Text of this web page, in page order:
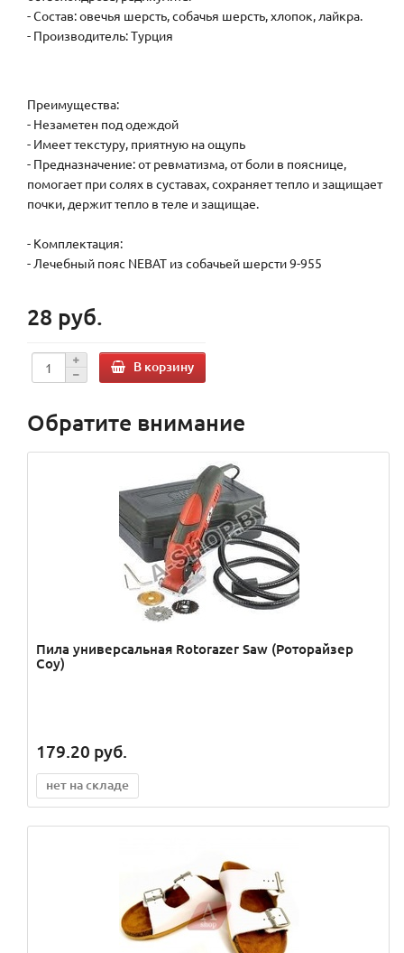
- Состав: овечья шерсть, собачья шерсть, хлопок, лайкра.
- Производитель: Турция
Преимущества:
- Незаметен под одеждой
- Имеет текстуру, приятную на ощупь
- Предназначение: от ревматизма, от боли в пояснице,
помогает при солях в суставах, сохраняет тепло и защищает
почки, держит тепло в теле и защищае.
- Комплектация:
- Лечебный пояс NEBAT из собачьей шерсти 9-955
28 руб.
В корзину
Обратите внимание
Пила универсальная Rotorazer Saw (Роторайзер
Соу)
179.20 руб.
нет на складе